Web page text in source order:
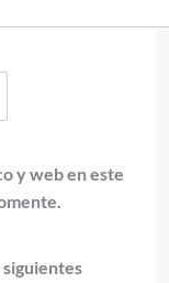
y web en este